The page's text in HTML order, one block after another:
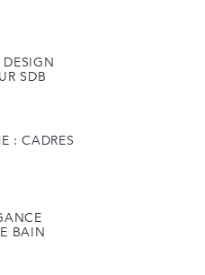
SDB
: CADRES
BAIN